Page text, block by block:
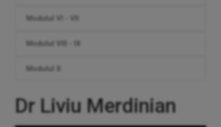
Modulul VI - VII
Modulul VIII - IX
Modulul X
Dr Liviu Merdinian